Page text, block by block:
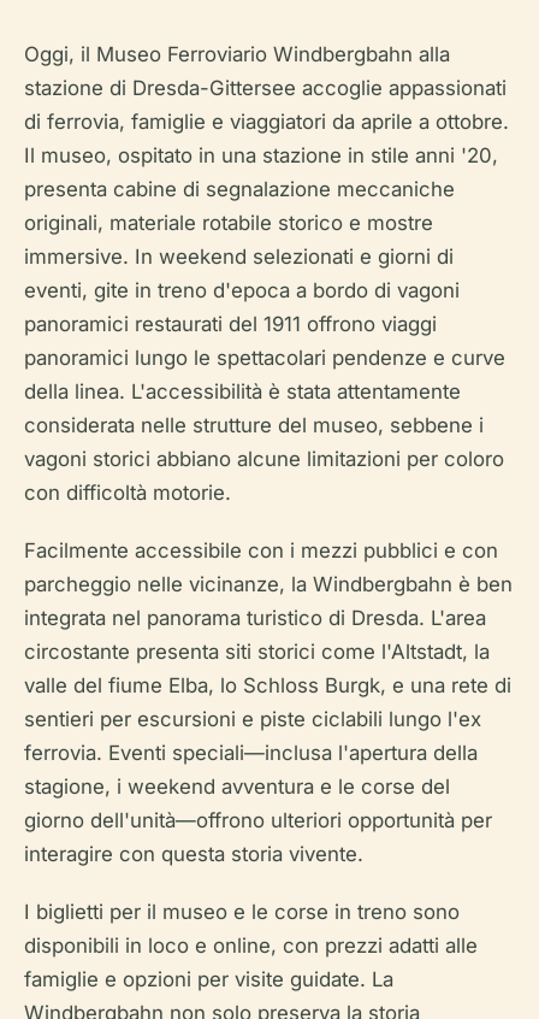
Oggi, il Museo Ferroviario Windbergbahn alla
stazione di Dresda-Gittersee accoglie appassionati
di ferrovia, famiglie e viaggiatori da aprile a ottobre.
Il museo, ospitato in una stazione in stile anni '20,
presenta cabine di segnalazione meccaniche
originali, materiale rotabile storico e mostre
immersive. In weekend selezionati e giorni di
eventi, gite in treno d'epoca a bordo di vagoni
panoramici restaurati del 1911 offrono viaggi
panoramici lungo le spettacolari pendenze e curve
della linea. L'accessibilità è stata attentamente
considerata nelle strutture del museo, sebbene i
vagoni storici abbiano alcune limitazioni per coloro
con difficoltà motorie.
Facilmente accessibile con i mezzi pubblici e con
parcheggio nelle vicinanze, la Windbergbahn è ben
integrata nel panorama turistico di Dresda. L'area
circostante presenta siti storici come l'Altstadt, la
valle del fiume Elba, lo Schloss Burgk, e una rete di
sentieri per escursioni e piste ciclabili lungo l'ex
ferrovia. Eventi speciali—inclusa l'apertura della
stagione, i weekend avventura e le corse del
giorno dell'unità—offrono ulteriori opportunità per
interagire con questa storia vivente.
I biglietti per il museo e le corse in treno sono
disponibili in loco e online, con prezzi adatti alle
famiglie e opzioni per visite guidate. La
Windbergbahn non solo preserva la storia